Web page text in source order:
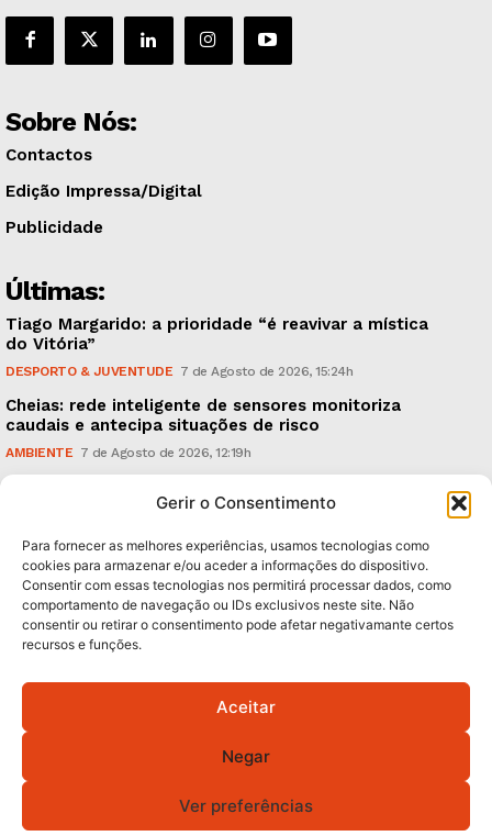
Gerir o Consentimento
Para fornecer as melhores experiências, usamos tecnologias como
cookies para armazenar e/ou aceder a informações do dispositivo.
Consentir com essas tecnologias nos permitirá processar dados, como
comportamento de navegação ou IDs exclusivos neste site. Não
consentir ou retirar o consentimento pode afetar negativamante certos
recursos e funções.
Aceitar
Negar
Ver preferências
Sobre Nós:
Contactos
Edição Impressa/Digital
Publicidade
Últimas:
Tiago Margarido: a prioridade “é reavivar a mística
do Vitória”
DESPORTO & JUVENTUDE 7 de Agosto de 2026, 15:24h
Cheias: rede inteligente de sensores monitoriza
caudais e antecipa situações de risco
AMBIENTE 7 de Agosto de 2026, 12:19h
Subscreva Newsletter:
QUERO ADERIR
Política de Privacidade